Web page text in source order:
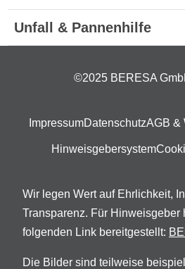
Unfall & Pannenhilfe
©2025 BERESA
ImpressumDatenschutzAGB &
Hinweisgebersystem
Wir legen Wert auf Ehrlichkeit,
Transparenz. Für Hinweisgeber
folgenden Link bereitgestellt:
Die Bilder sind teilweise